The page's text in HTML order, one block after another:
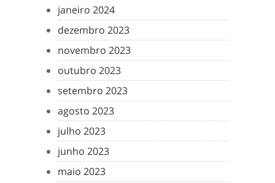
janeiro 2024
dezembro 2023
novembro 2023
outubro 2023
setembro 2023
agosto 2023
julho 2023
junho 2023
maio 2023